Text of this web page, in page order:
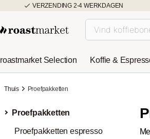
VERZENDING 2-4 WERKDAGEN
roastmarket Selection Koffie &
Thuis Proefpakketten
Proefpakketten
Proefpakketten espresso